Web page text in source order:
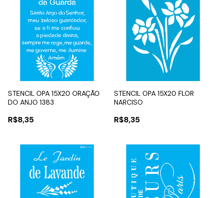
STENCIL OPA 15X20 ORAÇÃO
DO ANJO 1383
R$8,35
STENCIL OPA 15X20 FLOR
NARCISO
R$8,35